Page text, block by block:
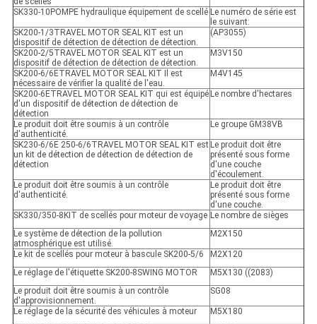
SK330-10POMPE hydraulique équipement de scellé Le numéro de série est
le suivant:
SK200-1/3TRAVEL MOTOR SEAL KIT est un
dispositif de détection de détection de détection.
(AP3055)
SK200-2/5TRAVEL MOTOR SEAL KIT est un
dispositif de détection de détection de détection.
M3V150
SK200-6/6ETRAVEL MOTOR SEAL KIT Il est
nécessaire de vérifier la qualité de l'eau.
M4V145
SK200-6ETRAVEL MOTOR SEAL KIT qui est équipé
d'un dispositif de détection de détection de
détection
Le nombre d'hectares
Le produit doit être soumis à un contrôle
d'authenticité.
Le groupe GM38VB
SK230-6/6E 250-6/6TRAVEL MOTOR SEAL KIT est
un kit de détection de détection de détection de
détection
Le produit doit être
présenté sous forme
d'une couche
d'écoulement.
Le produit doit être soumis à un contrôle
d'authenticité.
Le produit doit être
présenté sous forme
d'une couche.
SK330/350-8KIT de scellés pour moteur de voyage Le nombre de sièges
Le système de détection de la pollution
atmosphérique est utilisé.
M2X150
Le kit de scellés pour moteur à bascule SK200-5/6
M2X120
Le réglage de l'étiquette SK200-8SWING MOTOR
M5X130 ((2083)
Le produit doit être soumis à un contrôle
d'approvisionnement.
SG08
Le réglage de la sécurité des véhicules à moteur
M5X180